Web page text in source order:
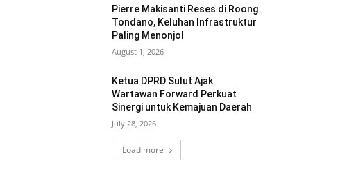
Pierre Makisanti Reses di Roong
Tondano, Keluhan Infrastruktur
Paling Menonjol
August 1, 2026
Ketua DPRD Sulut Ajak
Wartawan Forward Perkuat
Sinergi untuk Kemajuan Daerah
July 28, 2026
Load more